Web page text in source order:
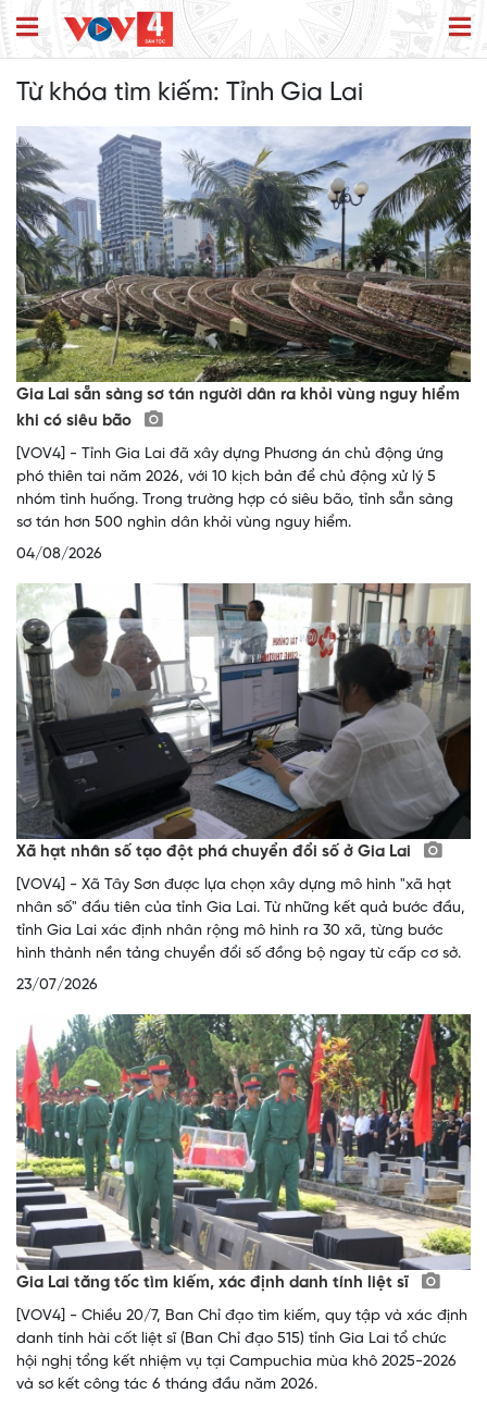
Từ khóa tìm kiếm: Tỉnh Gia Lai
Gia Lai sẵn sàng sơ tán người dân ra khỏi vùng nguy hiểm
khi có siêu bão
[VOV4] - Tỉnh Gia Lai đã xây dựng Phương án chủ động ứng
phó thiên tai năm 2026, với 10 kịch bản để chủ động xử lý 5
nhóm tình huống. Trong trường hợp có siêu bão, tỉnh sẵn sàng
sơ tán hơn 500 nghìn dân khỏi vùng nguy hiểm.
04/08/2026
Xã hạt nhân số tạo đột phá chuyển đổi số ở Gia Lai
[VOV4] - Xã Tây Sơn được lựa chọn xây dựng mô hình "xã hạt
nhân số" đầu tiên của tỉnh Gia Lai. Từ những kết quả bước đầu,
tỉnh Gia Lai xác định nhân rộng mô hình ra 30 xã, từng bước
hình thành nền tảng chuyển đổi số đồng bộ ngay từ cấp cơ sở.
23/07/2026
Gia Lai tăng tốc tìm kiếm, xác định danh tính liệt sĩ
[VOV4] - Chiều 20/7, Ban Chỉ đạo tìm kiếm, quy tập và xác định
danh tính hài cốt liệt sĩ (Ban Chỉ đạo 515) tỉnh Gia Lai tổ chức
hội nghị tổng kết nhiệm vụ tại Campuchia mùa khô 2025-2026
và sơ kết công tác 6 tháng đầu năm 2026.